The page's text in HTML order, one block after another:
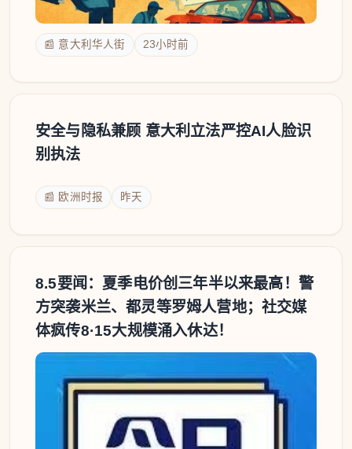
📰 意大利华人街 23小时前
安全与隐私兼顾 意大利立法严控AI人脸识
别执法
📰 欧洲时报 昨天
8.5要闻：夏季电价创三年半以来最高！警
方突袭米兰、都灵等罗姆人营地；社交媒
体疯传8·15大规模涌入休达！